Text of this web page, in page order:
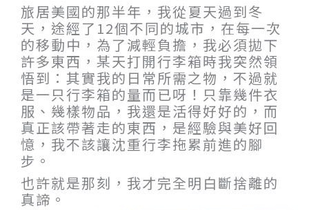
旅居美國的那半年，我從夏天過到冬
天，途經了12個不同的城市，在每一次
的移動中，為了減輕負擔，我必須拋下
許多東西，某天打開行李箱時我突然領
悟到：其實我的日常所需之物，不過就
是一只行李箱的量而已呀！只靠幾件衣
服、幾樣物品，我還是活得好好的，而
真正該帶著走的東西，是經驗與美好回
憶，我不該讓沈重行李拖累前進的腳
步。
也許就是那刻，我才完全明白斷捨離的
真諦。